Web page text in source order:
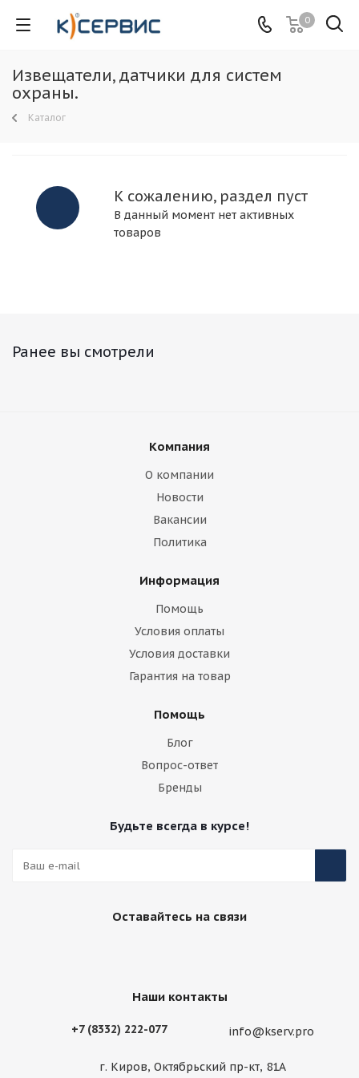
0
Извещатели, датчики для систем
охраны.
Каталог
К сожалению, раздел пуст
В данный момент нет активных
товаров
Ранее вы смотрели
Компания
О компании
Новости
Вакансии
Политика
Информация
Помощь
Условия оплаты
Условия доставки
Гарантия на товар
Помощь
Блог
Вопрос-ответ
Бренды
Будьте всегда в курсе!
Оставайтесь на связи
Наши контакты
+7 (8332) 222-077 info@kserv.pro
г. Киров, Октябрьский пр-кт, 81А